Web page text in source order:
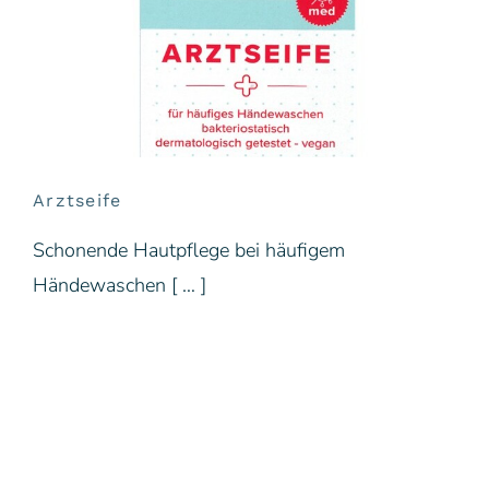
Arztseife
Schonende Hautpflege bei häufigem
Händewaschen [ … ]